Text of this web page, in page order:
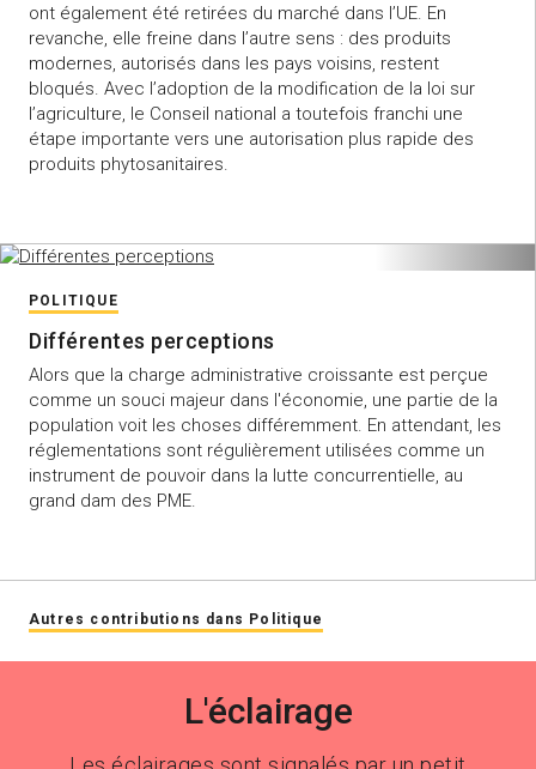
ont également été retirées du marché dans l’UE. En
revanche, elle freine dans l’autre sens : des produits
modernes, autorisés dans les pays voisins, restent
bloqués. Avec l’adoption de la modification de la loi sur
l’agriculture, le Conseil national a toutefois franchi une
étape importante vers une autorisation plus rapide des
produits phytosanitaires.
POLITIQUE
Différentes perceptions
Alors que la charge administrative croissante est perçue
comme un souci majeur dans l'économie, une partie de la
population voit les choses différemment. En attendant, les
réglementations sont régulièrement utilisées comme un
instrument de pouvoir dans la lutte concurrentielle, au
grand dam des PME.
Autres contributions dans Politique
L'éclairage